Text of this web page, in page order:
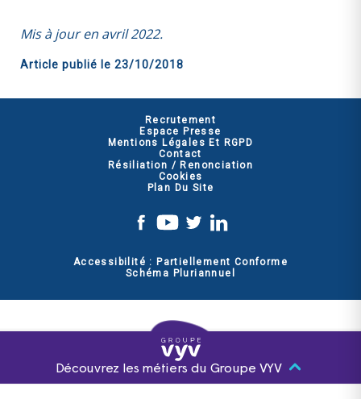
Mis à jour en avril 2022.
Article publié le 23/10/2018
Recrutement
Espace Presse
Mentions Légales Et RGPD
Contact
Résiliation / Renonciation
Cookies
Plan Du Site
Accessibilité : Partiellement Conforme
Schéma Pluriannuel
Découvrez les métiers du Groupe VYV